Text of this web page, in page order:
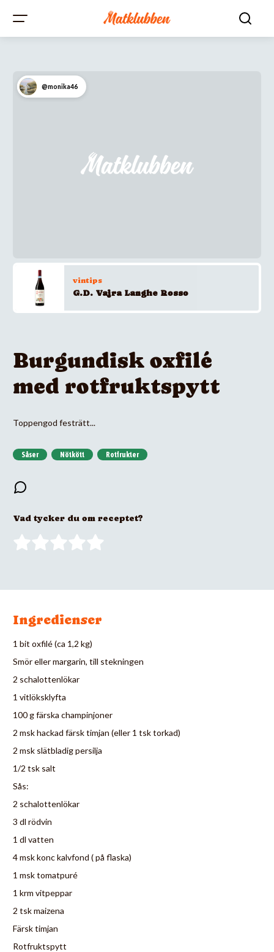
@monika46
vintips
G.D. Vajra Langhe Rosso
Burgundisk oxfilé
med rotfruktspytt
Toppengod festrätt...
Såser Nötkött Rotfrukter
Vad tycker du om receptet?
Ingredienser
1 bit oxfilé (ca 1,2 kg)
Smör eller margarin, till stekningen
2 schalottenlökar
1 vitlöksklyfta
100 g färska champinjoner
2 msk hackad färsk timjan (eller 1 tsk torkad)
2 msk slätbladig persilja
1/2 tsk salt
Sås:
2 schalottenlökar
3 dl rödvin
1 dl vatten
4 msk konc kalvfond ( på flaska)
1 msk tomatpuré
1 krm vitpeppar
2 tsk maizena
Färsk timjan
Rotfruktspytt